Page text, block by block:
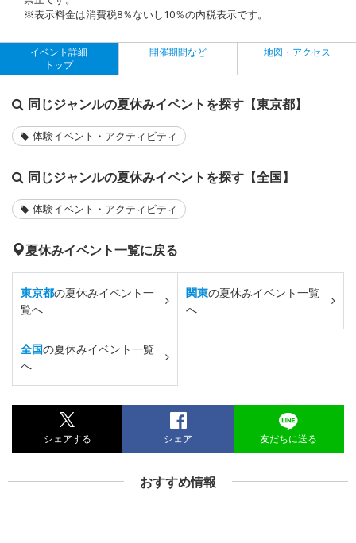
※表示料金は消費税8％ないし10％の内税表示です。
イベント詳細
トップ
開催期間など 地図・アクセス
同じジャンルの夏休みイベントを探す【東京都】
体験イベント・アクティビティ
同じジャンルの夏休みイベントを探す【全国】
体験イベント・アクティビティ
夏休みイベント一覧に戻る
東京都の夏休みイベント一
覧へ
関東の夏休みイベント一覧
へ
全国の夏休みイベント一覧
へ
シェアする シェア 友だちに送る
おすすめ情報